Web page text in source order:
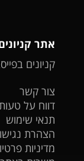
אתר
קניונים
צור קשר
דווח על
תנאי שימוש
הצהרת
מדיניות